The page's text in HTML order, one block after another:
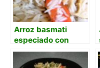
Arroz basmati
especiado con
verduras